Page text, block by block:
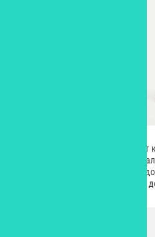
Удлиненный приталенный
Подобного рода модели
Компаньона к такому жилету
разных фасонов – от зауженных